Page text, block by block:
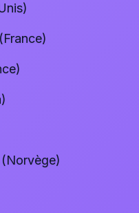
(France)
(Norvège)